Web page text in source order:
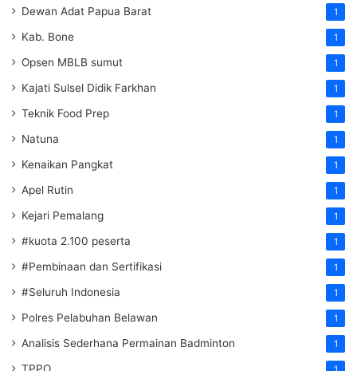
Dewan Adat Papua Barat 1
Kab. Bone 1
Opsen MBLB sumut 1
Kajati Sulsel Didik Farkhan 1
Teknik Food Prep 1
Natuna 1
Kenaikan Pangkat 1
Apel Rutin 1
Kejari Pemalang 1
#kuota 2.100 peserta 1
#Pembinaan dan Sertifikasi 1
#Seluruh Indonesia 1
Polres Pelabuhan Belawan 1
Analisis Sederhana Permainan Badminton 1
TPPO